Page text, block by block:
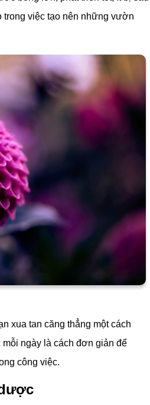
việc tạo nên những vườn
xua tan căng thẳng một cách
ngày là cách đơn giản để
công việc.